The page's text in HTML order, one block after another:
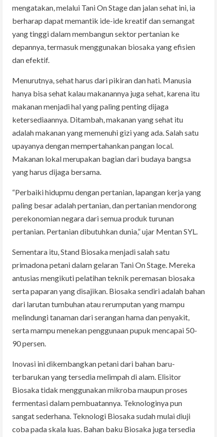
mengatakan, melalui Tani On Stage dan jalan sehat ini, ia
berharap dapat memantik ide-ide kreatif dan semangat
yang tinggi dalam membangun sektor pertanian ke
depannya, termasuk menggunakan biosaka yang efisien
dan efektif.
Menurutnya, sehat harus dari pikiran dan hati. Manusia
hanya bisa sehat kalau makanannya juga sehat, karena itu
makanan menjadi hal yang paling penting dijaga
ketersediaannya. Ditambah, makanan yang sehat itu
adalah makanan yang memenuhi gizi yang ada. Salah satu
upayanya dengan mempertahankan pangan local.
Makanan lokal merupakan bagian dari budaya bangsa
yang harus dijaga bersama.
“Perbaiki hidupmu dengan pertanian, lapangan kerja yang
paling besar adalah pertanian, dan pertanian mendorong
perekonomian negara dari semua produk turunan
pertanian. Pertanian dibutuhkan dunia,” ujar Mentan SYL.
Sementara itu, Stand Biosaka menjadi salah satu
primadona petani dalam gelaran Tani On Stage. Mereka
antusias mengikuti pelatihan teknik peremasan biosaka
serta paparan yang disajikan. Biosaka sendiri adalah bahan
dari larutan tumbuhan atau rerumputan yang mampu
melindungi tanaman dari serangan hama dan penyakit,
serta mampu menekan penggunaan pupuk mencapai 50-
90 persen.
Inovasi ini dikembangkan petani dari bahan baru-
terbarukan yang tersedia melimpah di alam. Elisitor
Biosaka tidak menggunakan mikroba maupun proses
fermentasi dalam pembuatannya. Teknologinya pun
sangat sederhana. Teknologi Biosaka sudah mulai diuji
coba pada skala luas. Bahan baku Biosaka juga tersedia